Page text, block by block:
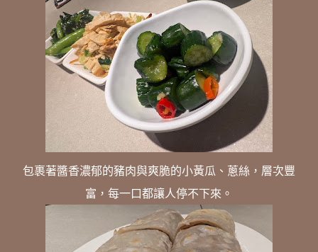
包裹著醬香濃郁的豬肉與爽脆的小黃瓜、蔥絲，層次豐
富，每一口都讓人停不下來。